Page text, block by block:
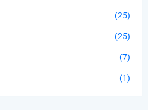
(25)
(25)
(7)
(1)